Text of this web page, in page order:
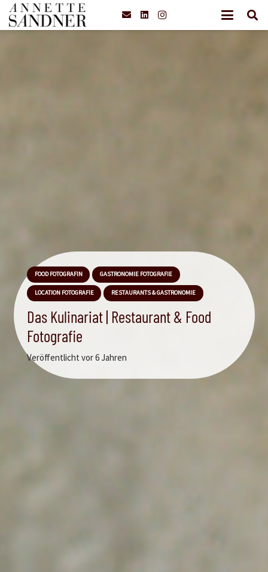
FOOD FOTOGRAFIN GASTRONOMIE FOTOGRAFIE
LOCATION FOTOGRAFIE RESTAURANTS & GASTRONOMIE
Das Kulinariat | Restaurant & Food
Fotografie
Veröffentlicht vor 6 Jahren